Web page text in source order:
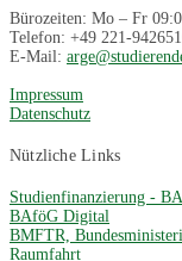
Bürozeiten: Mo – Fr
Telefon: +49 221-
E-Mail:
Impressum
Datenschutz
Nützliche Links
Studienfinanzierung -
BAföG Digital
BMFTR,
Raumfahrt